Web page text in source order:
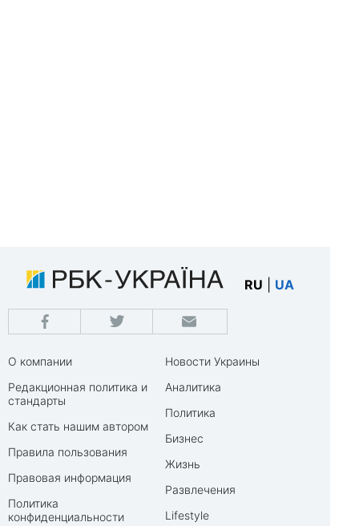
RU UA
О компании
Редакционная политика и
стандарты
Как стать нашим автором
Правила пользования
Правовая информация
Политика
конфиденциальности
Новости Украины
Аналитика
Политика
Бизнес
Жизнь
Развлечения
Lifestyle